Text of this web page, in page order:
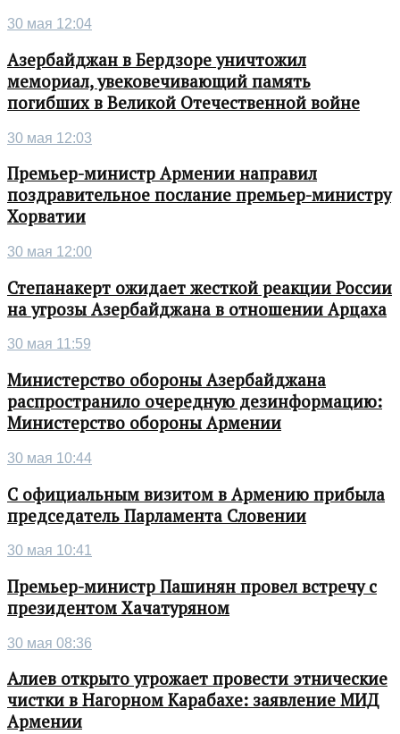
30 мая 12:04
Азербайджан в Бердзоре уничтожил
мемориал, увековечивающий память
погибших в Великой Отечественной войне
30 мая 12:03
Премьер-министр Армении направил
поздравительное послание премьер-министру
Хорватии
30 мая 12:00
Степанакерт ожидает жесткой реакции России
на угрозы Азербайджана в отношении Арцаха
30 мая 11:59
Министерство обороны Азербайджана
распространило очередную дезинформацию:
Министерство обороны Армении
30 мая 10:44
С официальным визитом в Армению прибыла
председатель Парламента Словении
30 мая 10:41
Премьер-министр Пашинян провел встречу с
президентом Хачатуряном
30 мая 08:36
Алиев открыто угрожает провести этнические
чистки в Нагорном Карабахе: заявление МИД
Армении